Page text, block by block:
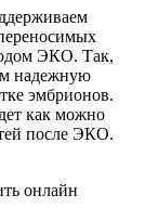
ЭКО. Так,
надежную
эмбрионов.
как можно
после ЭКО.
онлайн